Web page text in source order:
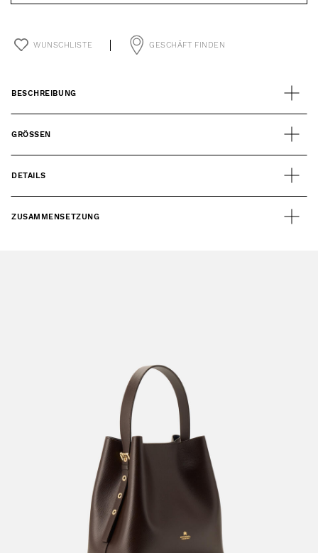
WUNSCHLISTE GESCHÄFT FINDEN
BESCHREIBUNG
GRÖSSEN
DETAILS
ZUSAMMENSETZUNG